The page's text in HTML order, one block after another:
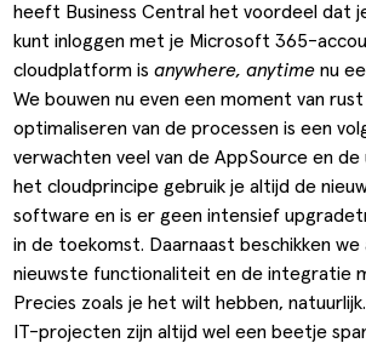
heeft Business Central het voordeel dat
kunt inloggen met je Microsoft 365-
cloudplatform isanywhere, anytime nu
We bouwen nu even een moment van
optimaliseren van de processen is een
verwachten veel van de AppSource en de
het cloudprincipe gebruik je altijd de
software en is er geen intensief
in de toekomst. Daarnaast beschikken
nieuwste functionaliteit en de integratie
Precies zoals je het wilt hebben, natuurlijk.
IT-projecten zijn altijd wel een beetje